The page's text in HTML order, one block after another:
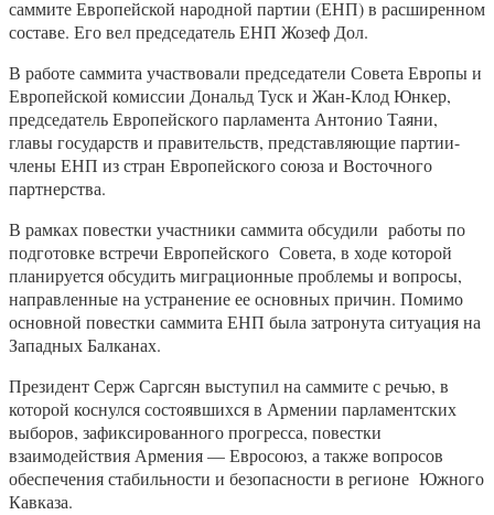
саммите Европейской народной партии (ЕНП) в расширенном
составе. Его вел председатель ЕНП Жозеф Дол.
В работе саммита участвовали председатели Совета Европы и
Европейской комиссии Дональд Туск и Жан-Клод Юнкер,
председатель Европейского парламента Антонио Таяни,
главы государств и правительств, представляющие партии-
члены ЕНП из стран Европейского союза и Восточного
партнерства.
В рамках повестки участники саммита обсудили работы по
подготовке встречи Европейского Совета, в ходе которой
планируется обсудить миграционные проблемы и вопросы,
направленные на устранение ее основных причин. Помимо
основной повестки саммита ЕНП была затронута ситуация на
Западных Балканах.
Президент Серж Саргсян выступил на саммите с речью, в
которой коснулся состоявшихся в Армении парламентских
выборов, зафиксированного прогресса, повестки
взаимодействия Армения — Евросоюз, а также вопросов
обеспечения стабильности и безопасности в регионе Южного
Кавказа.